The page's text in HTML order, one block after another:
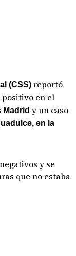
(CSS) reportó
positivo en el
y un caso
en la
y se
que no estaba